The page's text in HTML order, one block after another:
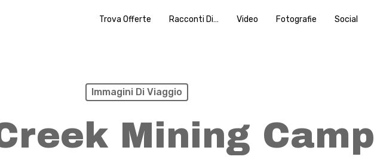
Trova Offerte Racconti Di… Video Fotografie Social
Immagini Di Viaggio
Mining Camp